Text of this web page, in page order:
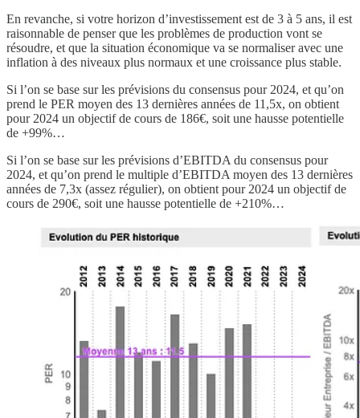
En revanche, si votre horizon d’investissement est de 3 à 5 ans, il est
raisonnable de penser que les problèmes de production vont se
résoudre, et que la situation économique va se normaliser avec une
inflation à des niveaux plus normaux et une croissance plus stable.
Si l’on se base sur les prévisions du consensus pour 2024, et qu’on
prend le PER moyen des 13 dernières années de 11,5x, on obtient
pour 2024 un objectif de cours de 186€, soit une hausse potentielle
de +99%…
Si l’on se base sur les prévisions d’EBITDA du consensus pour
2024, et qu’on prend le multiple d’EBITDA moyen des 13 dernières
années de 7,3x (assez régulier), on obtient pour 2024 un objectif de
cours de 290€, soit une hausse potentielle de +210%…